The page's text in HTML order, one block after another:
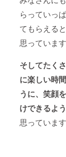
らっていっ
てもらえる
思っています
そしてたく
に楽しい時
うに、笑顔
けできるよ
思っています